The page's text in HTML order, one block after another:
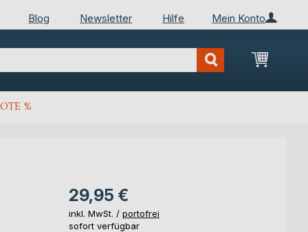
Mein Konto
Blog Newsletter Hilfe
Mein
%
29,95 €
inkl. MwSt. / portofrei
sofort verfügbar